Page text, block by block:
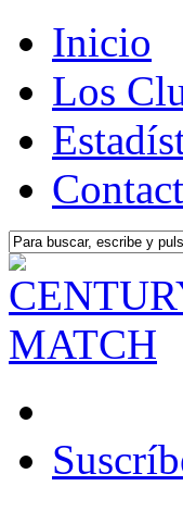
Inicio
Los